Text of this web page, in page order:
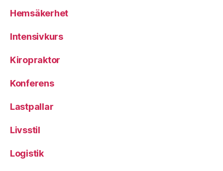
Hemsäkerhet
Intensivkurs
Kiropraktor
Konferens
Lastpallar
Livsstil
Logistik